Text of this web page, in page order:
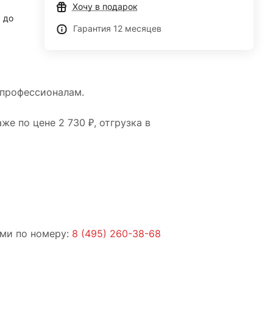
до
Хочу в подарок
Гарантия 12 месяцев
по цене 2 730 ₽, отгрузка в
по номеру: 8 (495) 260-38-68